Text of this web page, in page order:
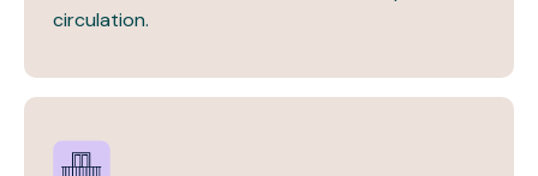
circulation.